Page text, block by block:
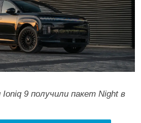
Ioniq 9 получили пакет Night в